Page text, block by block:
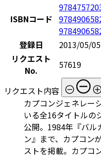
ISBNコード
登録日
2013/05/05
リクエスト
No.
57619
リクエスト内容
カプコンジェネレー
いる全16タイトルの
公開。1984年『バル
ン』まで、カプコン
ストを掲載。カプコ